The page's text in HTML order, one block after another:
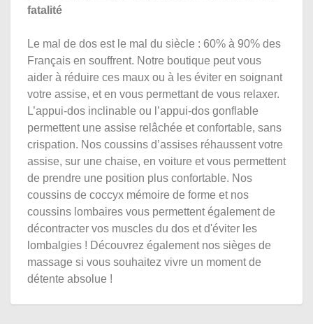
fatalité
Le mal de dos est le mal du siècle : 60% à 90% des
Français en souffrent. Notre boutique peut vous
aider à réduire ces maux ou à les éviter en soignant
votre assise, et en vous permettant de vous relaxer.
L’appui-dos inclinable ou l’appui-dos gonflable
permettent une assise relâchée et confortable, sans
crispation. Nos coussins d’assises réhaussent votre
assise, sur une chaise, en voiture et vous permettent
de prendre une position plus confortable. Nos
coussins de coccyx mémoire de forme et nos
coussins lombaires vous permettent également de
décontracter vos muscles du dos et d'éviter les
lombalgies ! Découvrez également nos sièges de
massage si vous souhaitez vivre un moment de
détente absolue !